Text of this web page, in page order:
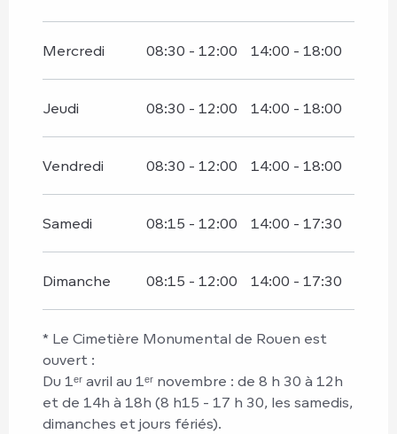
Mercredi 08:30 - 12:00 14:00 - 18:00
Jeudi 08:30 - 12:00 14:00 - 18:00
Vendredi 08:30 - 12:00 14:00 - 18:00
Samedi 08:15 - 12:00 14:00 - 17:30
Dimanche 08:15 - 12:00 14:00 - 17:30
* Le Cimetière Monumental de Rouen est
ouvert :
Du 1ᵉʳ avril au 1ᵉʳ novembre : de 8 h 30 à 12h
et de 14h à 18h (8 h15 - 17 h 30, les samedis,
dimanches et jours fériés).